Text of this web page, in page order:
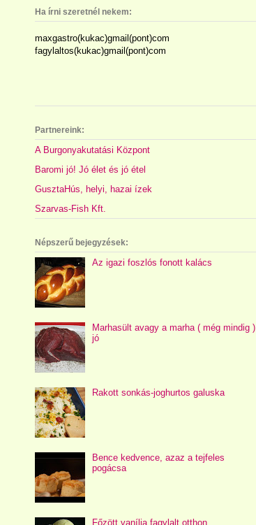
Ha írni szeretnél nekem:
maxgastro(kukac)gmail(pont)com
fagylaltos(kukac)gmail(pont)com
Partnereink:
A Burgonyakutatási Központ
Baromi jó! Jó élet és jó étel
GusztaHús, helyi, hazai ízek
Szarvas-Fish Kft.
Népszerű bejegyzések:
Az igazi foszlós fonott kalács
Marhasült avagy a marha ( még mindig )
jó
Rakott sonkás-joghurtos galuska
Bence kedvence, azaz a tejfeles
pogácsa
Főzött vanília fagylalt otthon